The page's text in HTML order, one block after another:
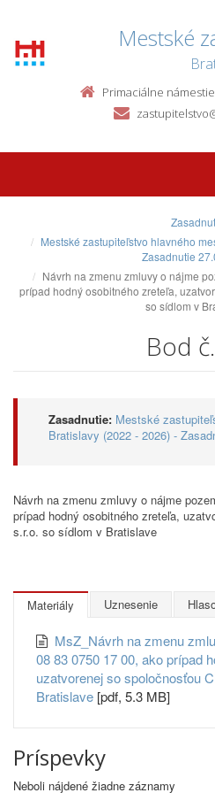
Mestské
Primaciálne
Mestské zastupiteľstvo hlavného
Zasadnutie
Návrh na zmenu zmluvy o nájme
prípad hodný osobitného zreteľa,
so sídlom v
Bod
Zasadnutie: Mestské
Bratislavy (2022 - 2026) -
Návrh na zmenu zmluvy o nájme
prípad hodný osobitného zreteľa,
s.r.o. so sídlom v Bratislave
Materiály Uznesenie
MsZ_Návrh na zmenu
08 83 0750 17 00, ako prípad
uzatvorenej so spoločnosťou
Bratislave [pdf, 5.3 MB]
Príspevky
Neboli nájdené žiadne záznamy